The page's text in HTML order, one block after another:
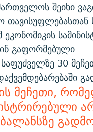
შეიხი
გაფორმებული
30
მეჩეთი,